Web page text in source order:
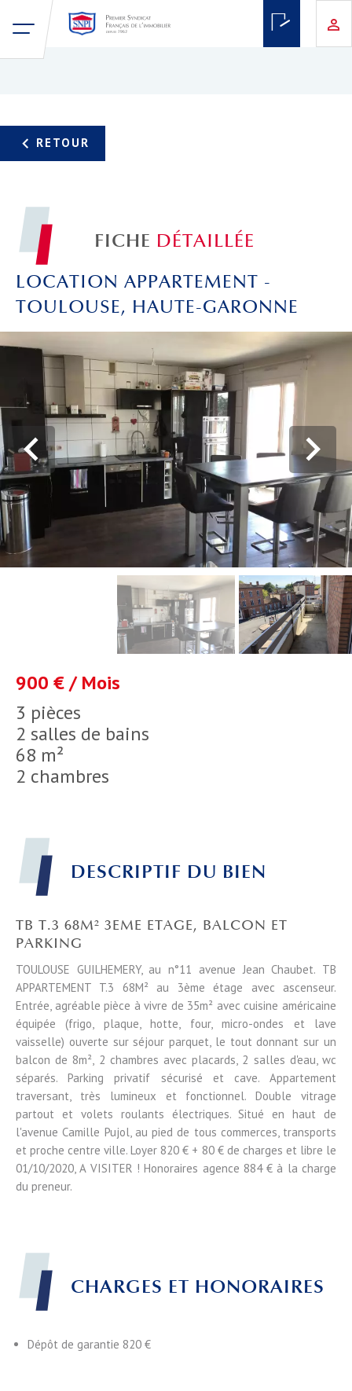
FICHE DÉTAILLÉE
LOCATION APPARTEMENT -
TOULOUSE, HAUTE-GARONNE
3 pièces
2 salles de bains
68 m²
2 chambres
900 € / Mois
DESCRIPTIF DU BIEN
TB T.3 68M² 3EME ETAGE, BALCON ET
PARKING
TOULOUSE GUILHEMERY, au n°11 avenue Jean Chaubet. TB
APPARTEMENT T.3 68M² au 3ème étage avec ascenseur.
Entrée, agréable pièce à vivre de 35m² avec cuisine américaine
équipée (frigo, plaque, hotte, four, micro-ondes et lave
vaisselle) ouverte sur séjour parquet, le tout donnant sur un
balcon de 8m², 2 chambres avec placards, 2 salles d'eau, wc
séparés. Parking privatif sécurisé et cave. Appartement
traversant, très lumineux et fonctionnel. Double vitrage
partout et volets roulants électriques. Situé en haut de
l'avenue Camille Pujol, au pied de tous commerces, transports
et proche centre ville. Loyer 820 € + 80 € de charges et libre le
01/10/2020, A VISITER ! Honoraires agence 884 € à la charge
du preneur.
CHARGES ET HONORAIRES
Dépôt de garantie 820 €